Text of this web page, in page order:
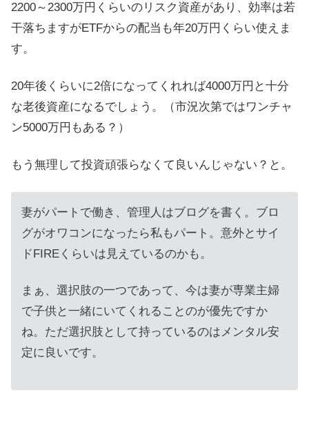
2200～2300万円くらいのリスク資産があり、効率は若
干落ちますがETFからの配当も年20万円くらい使えま
す。
20年後くらいに2倍になってくれれば4000万円と十分
な老後資産になるでしょう。（市況次第ではワンチャ
ン5000万円もある？）
もう無理して投資頑張らなくて良いんじゃない？と。
妻がパートで働き、管理人はブログを書く。ブロ
グがオワコンになったら私もパート。意外とサイ
ドFIREくらいは見えているのかも。
まぁ、選択肢の一つであって、今は妻が専業主婦
で子供と一緒にいてくれることのが優先ですか
ね。ただ選択肢として持っているのはメンタル安
定に良いです。